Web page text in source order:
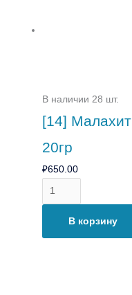
В наличии 28 шт.
[14] Малахит
20гр
₽650.00
В корзину